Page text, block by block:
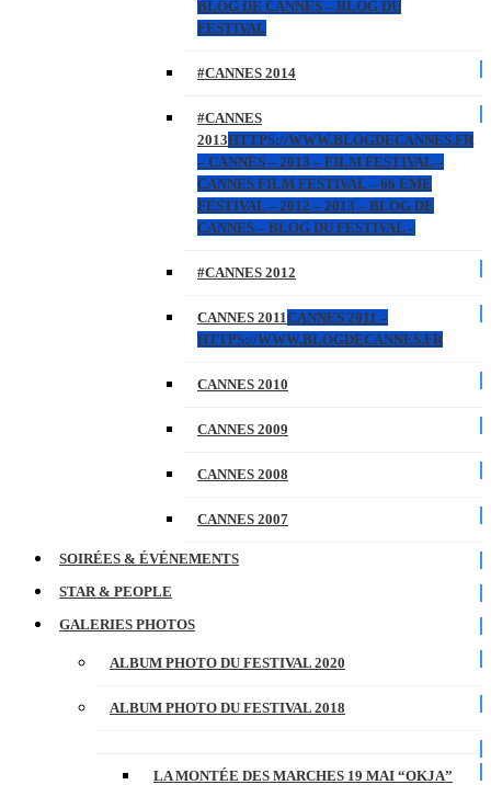
BLOG DE CANNES – BLOG DU
FESTIVAL
#CANNES 2014
#CANNES
2013HTTPS://WWW.BLOGDECANNES.FR
– CANNES – 2013 – FILM FESTIVAL –
CANNES FILM FESTIVAL – 66 EME
FESTIVAL – 2012 – 2013 – BLOG DE
CANNES – BLOG DU FESTIVAL –
#CANNES 2012
CANNES 2011CANNES 2011 –
HTTPS://WWW.BLOGDECANNES.FR
CANNES 2010
CANNES 2009
CANNES 2008
CANNES 2007
SOIRÉES & ÉVÉNEMENTS
STAR & PEOPLE
GALERIES PHOTOS
ALBUM PHOTO DU FESTIVAL 2020
ALBUM PHOTO DU FESTIVAL 2018
LA MONTÉE DES MARCHES 19 MAI “OKJA”